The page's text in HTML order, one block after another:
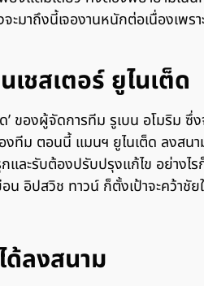
ะมาถึงนี้เจองานหนักต่อเนื่องเพ
ชสเตอร์ ยูไนเต็ด
’ ของผู้จัดการทีม รูเบน อโมริม
งทีม ตอนนี้ แมนฯ ยูไนเต็ด ลงส
กและรับต้องปรับปรุงแก้ไข อย่า
น อิปสวิช ทาวน์ ก็ตั้งเป้าจะคว้าชัย
ด้ลงสนาม